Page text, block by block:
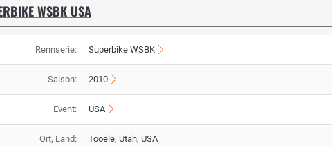
WSBK USA
Rennserie: Superbike WSBK
Saison: 2010
Event: USA
Ort, Land: Tooele, Utah, USA